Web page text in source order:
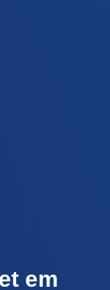
em